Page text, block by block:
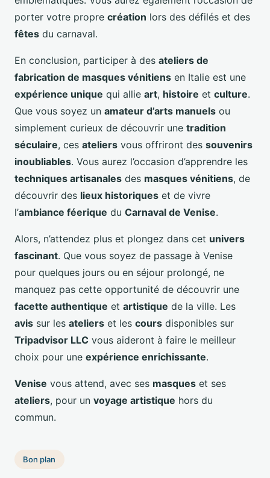
porter votre propre création lors des défilés et des
fêtes du carnaval.
En conclusion, participer à des ateliers de
fabrication de masques vénitiens en Italie est une
expérience unique qui allie art, histoire et culture.
Que vous soyez un amateur d’arts manuels ou
simplement curieux de découvrir une tradition
séculaire, ces ateliers vous offriront des souvenirs
inoubliables. Vous aurez l’occasion d’apprendre les
techniques artisanales des masques vénitiens, de
découvrir des lieux historiques et de vivre
l’ambiance féerique du Carnaval de Venise.
Alors, n’attendez plus et plongez dans cet univers
fascinant. Que vous soyez de passage à Venise
pour quelques jours ou en séjour prolongé, ne
manquez pas cette opportunité de découvrir une
facette authentique et artistique de la ville. Les
avis sur les ateliers et les cours disponibles sur
Tripadvisor LLC vous aideront à faire le meilleur
choix pour une expérience enrichissante.
Venise vous attend, avec ses masques et ses
ateliers, pour un voyage artistique hors du
commun.
Bon plan